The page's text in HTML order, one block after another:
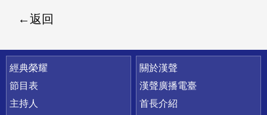
返回
快速連結
經典榮耀
節目表
主持人
關於漢聲
漢聲廣播電臺
首長介紹